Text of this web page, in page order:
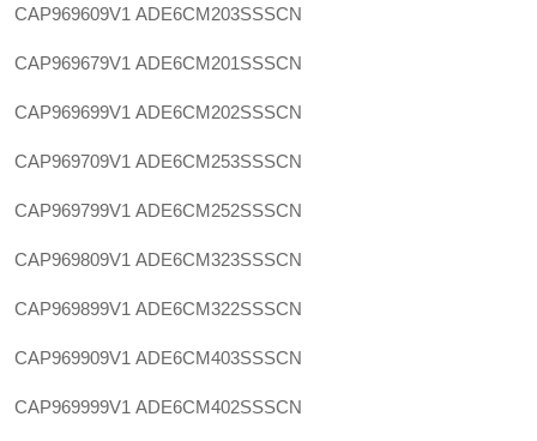
CAP969609V1 ADE6CM203SSSCN
CAP969679V1 ADE6CM201SSSCN
CAP969699V1 ADE6CM202SSSCN
CAP969709V1 ADE6CM253SSSCN
CAP969799V1 ADE6CM252SSSCN
CAP969809V1 ADE6CM323SSSCN
CAP969899V1 ADE6CM322SSSCN
CAP969909V1 ADE6CM403SSSCN
CAP969999V1 ADE6CM402SSSCN